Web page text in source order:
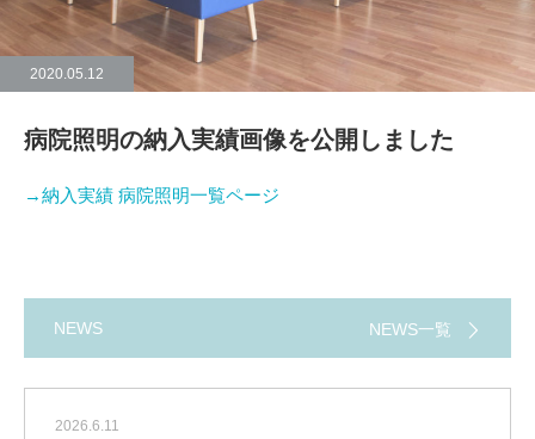
2020.05.12
病院照明の納入実績画像を公開しました
→納入実績 病院照明一覧ページ
NEWS NEWS一覧
2026.6.11